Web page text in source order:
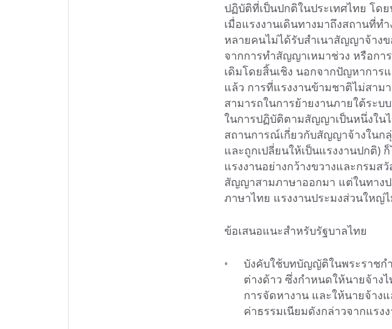
ปฏิบัติที่เป็นปกติในประเทศไทย โ
เมื่อแรงงานเดินทางมาถึงสถานที่ท
หลายคนไม่ได้รับสำเนาสัญญาจ้าง
จากการทำสัญญาเหมาช่วง หรือกา
เดิมโดยสิ้นเชิง นอกจากปัญหาการ
แล้ว การที่แรงงานข้ามชาติไม่สาม
สามารถในการย้ายงานภายใต้ระบ
ในการปฏิบัติตามสัญญาเป็นหนึ่งใน
สถานการณ์เกี่ยวกับสัญญาจ้างในก
และถูกเปลี่ยนให้เป็นแรงงานปกติ)
แรงงานอย่างกว้างขวางและกรม
สัญญาสามภาษาออกมา แต่ในทาง
ภาษาไทย แรงงานประมงส่วนใหญ่
ข้อเสนอแนะสำหรับรัฐบาลไทย
บังคับใช้บทบัญญัติในพระราชก
ต่างด้าว ซึ่งกำหนดให้นายจ้าง
การจัดหางาน และให้นายจ้าง
ค่าธรรมเนียมดังกล่าวจากแรง